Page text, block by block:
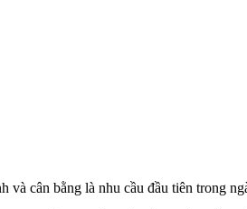
và cân bằng là nhu cầu đầu tiên trong